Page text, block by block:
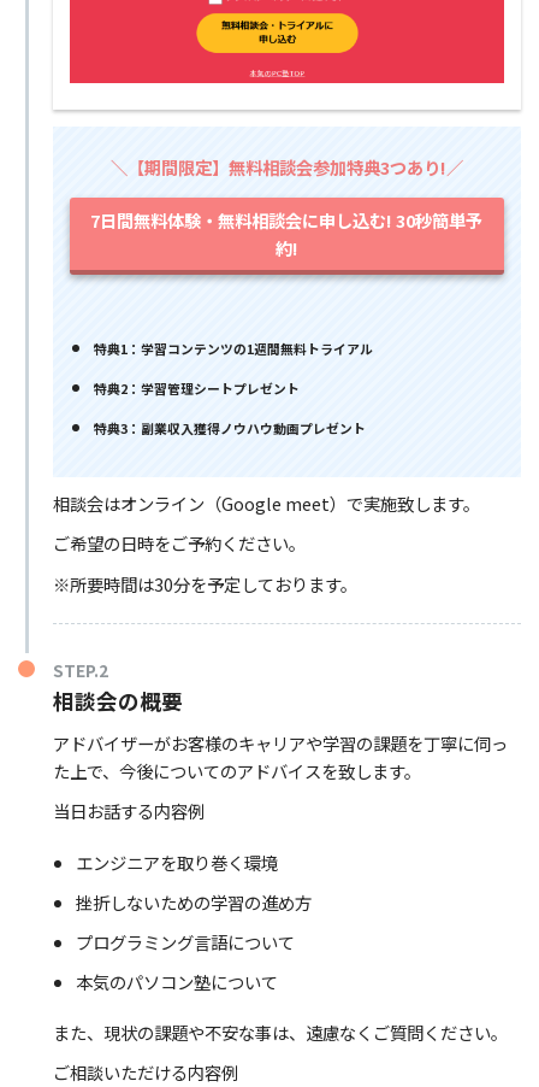
＼【期間限定】無料相談会参加特典3つあり!／
7日間無料体験・無料相談会に申し込む! 30秒簡単予
約!
特典1：学習コンテンツの1週間無料トライアル
特典2：学習管理シートプレゼント
特典3：副業収入獲得ノウハウ動画プレゼント
相談会はオンライン（Google meet）で実施致します。
ご希望の日時をご予約ください。
※所要時間は30分を予定しております。
STEP.2
相談会の概要
アドバイザーがお客様のキャリアや学習の課題を丁寧に伺っ
た上で、今後についてのアドバイスを致します。
当日お話する内容例
エンジニアを取り巻く環境
挫折しないための学習の進め方
プログラミング言語について
本気のパソコン塾について
また、現状の課題や不安な事は、遠慮なくご質問ください。
ご相談いただける内容例